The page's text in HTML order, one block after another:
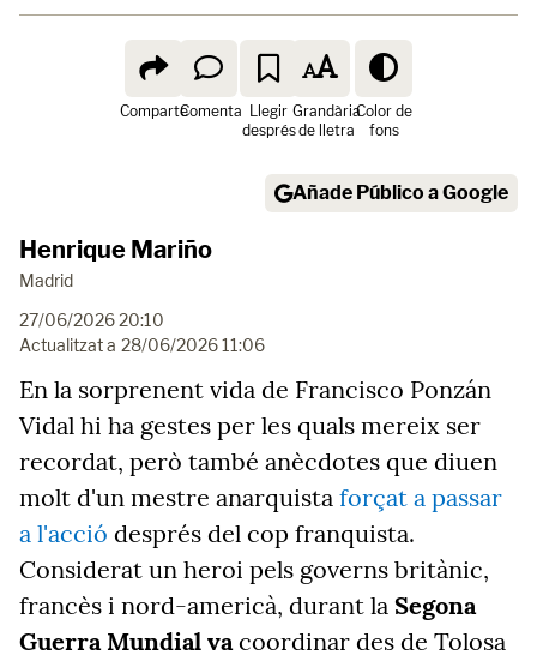
ComparteComenta Llegir
després
Grandària
de lletra
Color de
fons
Añade Público a Google
Henrique Mariño
Madrid
27/06/2026 20:10
Actualitzat a 28/06/2026 11:06
En la sorprenent vida de Francisco Ponzán
Vidal hi ha gestes per les quals mereix ser
recordat, però també anècdotes que diuen
molt d'un mestre anarquista forçat a passar
a l'acció després del cop franquista.
Considerat un heroi pels governs britànic,
francès i nord-americà, durant la Segona
Guerra Mundial va coordinar des de Tolosa